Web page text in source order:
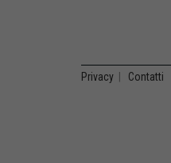
Privacy Contatti